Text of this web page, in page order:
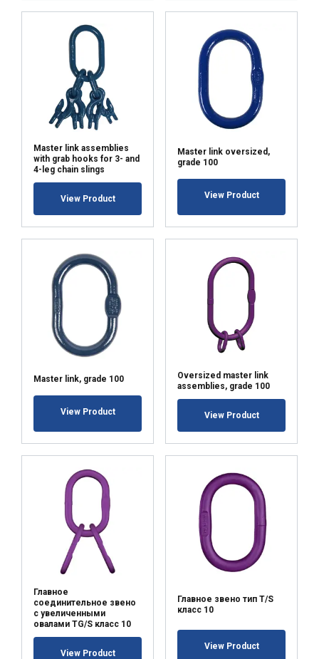
Master link assemblies
with grab hooks for 3- and
4-leg chain slings
View Product
Master link oversized,
grade 100
View Product
Master link, grade 100
View Product
Oversized master link
assemblies, grade 100
View Product
Главное
соединительное звено
с увеличенными
овалами TG/S класс 10
View Product
Главное звено тип Т/S
класс 10
View Product
AKCEPTUJ WSZYSTKIE
ODRZUĆ WSZYSTKIE
POKAŻ SZCZEGÓŁY